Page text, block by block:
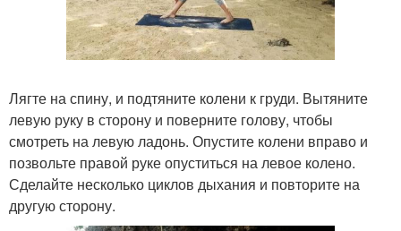
Лягте на спину, и подтяните колени к груди. Вытяните
левую руку в сторону и поверните голову, чтобы
смотреть на левую ладонь. Опустите колени вправо и
позвольте правой руке опуститься на левое колено.
Сделайте несколько циклов дыхания и повторите на
другую сторону.